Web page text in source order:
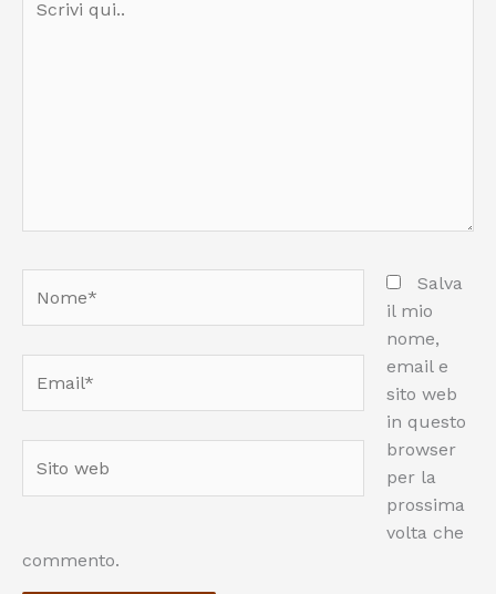
qui..
web
Salva
il mio
nome,
email e
sito web
in questo
browser
per la
prossima
volta che
commento.